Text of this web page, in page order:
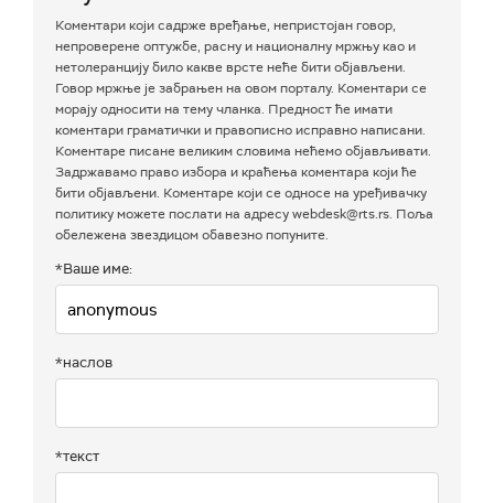
Коментари који садрже вређање, непристојан говор,
непроверене оптужбе, расну и националну мржњу као и
нетолеранцију било какве врсте неће бити објављени.
Говор мржње је забрањен на овом порталу. Коментари се
морају односити на тему чланка. Предност ће имати
коментари граматички и правописно исправно написани.
Коментаре писане великим словима нећемо објављивати.
Задржавамо право избора и краћења коментара који ће
бити објављени. Коментаре који се односе на уређивачку
политику можете послати на адресу webdesk@rts.rs. Поља
обележена звездицом обавезно попуните.
*Ваше име:
*наслов
*текст